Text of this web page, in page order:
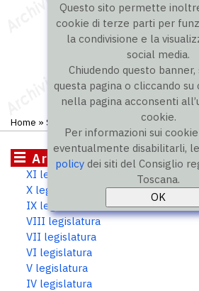
Questo sito permette
cookie di terze parti per
la condivisione e la
social media.
Chiudendo questo
questa pagina o cliccando
nella pagina acconsenti
cookie.
Per informazioni sui
eventualmente disabilitarli,
policy dei siti del Consiglio
Toscana.
Home » Storico IV legislatura»Consiglieri
Archivio storico
XI legislatura
X legislatura
IX legislatura
VIII legislatura
VII legislatura
VI legislatura
V legislatura
IV legislatura